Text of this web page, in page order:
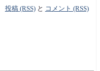
投稿 (RSS)と コメント (RSS)